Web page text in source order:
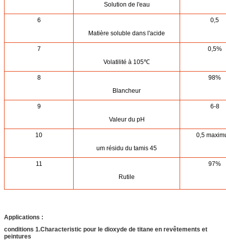
Solution de l'eau
6
Matière soluble dans l'acide
0,5
7
Volatilité à 105℃
0,5%
8
Blancheur
98%
9
Valeur du pH
6-8
10
um résidu du tamis 45
0,5
11
Rutile
97%
Applications :
conditions 1.Characteristic pour le dioxyde de titane en revêtements et
peintures